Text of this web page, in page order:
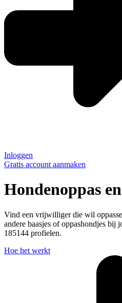
Inloggen
Gratis account aanmaken
Hondenoppas
Vind een vrijwilliger die wil
andere baasjes of oppashondjes bij
185144 profielen.
Hoe het werkt